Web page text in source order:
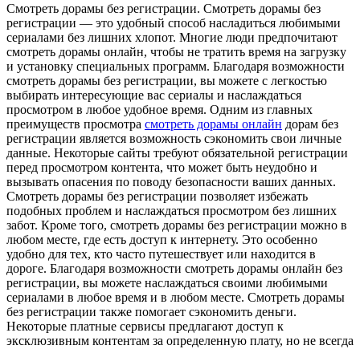
Смoтрeть дoрaмы бeз регистрации. Смотреть дорамы без
регистрации — это удобный способ насладиться любимыми
сериалами без лишних хлопот. Многие люди предпочитают
смотреть дорамы онлайн, чтобы не тратить время на загрузку
и установку специальных программ. Благодаря возможности
смотреть дорамы без регистрации, вы можете с легкостью
выбирать интересующие вас сериалы и наслаждаться
просмотром в любое удобное время. Одним из главных
преимуществ просмотра смотреть дорамы онлайн дорам без
регистрации является возможность сэкономить свои личные
данные. Некоторые сайты требуют обязательной регистрации
перед просмотром контента, что может быть неудобно и
вызывать опасения по поводу безопасности ваших данных.
Смотреть дорамы без регистрации позволяет избежать
подобных проблем и наслаждаться просмотром без лишних
забот. Кроме того, смотреть дорамы без регистрации можно в
любом месте, где есть доступ к интернету. Это особенно
удобно для тех, кто часто путешествует или находится в
дороге. Благодаря возможности смотреть дорамы онлайн без
регистрации, вы можете наслаждаться своими любимыми
сериалами в любое время и в любом месте. Смотреть дорамы
без регистрации также помогает сэкономить деньги.
Некоторые платные сервисы предлагают доступ к
эксклюзивным контентам за определенную плату, но не всегда